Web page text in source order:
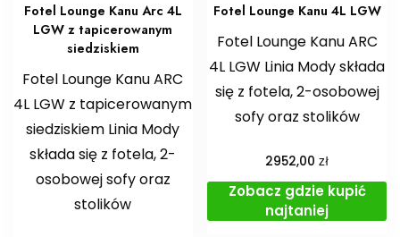
Fotel Lounge Kanu Arc 4L
LGW z tapicerowanym
siedziskiem
Fotel Lounge Kanu ARC
4L LGW z tapicerowanym
siedziskiem Linia Mody
składa się z fotela, 2-
osobowej sofy oraz
stolików
Fotel Lounge Kanu 4L LGW
Fotel Lounge Kanu ARC
4L LGW Linia Mody składa
się z fotela, 2-osobowej
sofy oraz stolików
2952,00zł
Zobacz gdzie kupić
najtaniej